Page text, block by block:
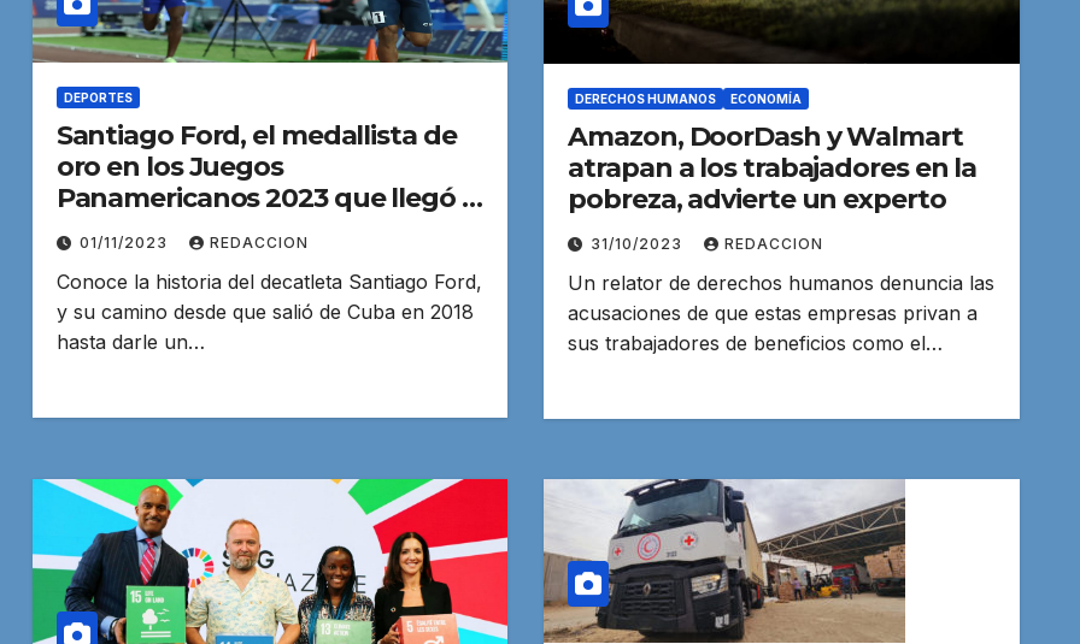
DEPORTES
Santiago Ford, el medallista de
oro en los Juegos
Panamericanos 2023 que llegó a
Chile caminando
01/11/2023 REDACCION
Conoce la historia del decatleta Santiago Ford,
y su camino desde que salió de Cuba en 2018
hasta darle un…
DERECHOS HUMANOS ECONOMÍA
Amazon, DoorDash y Walmart
atrapan a los trabajadores en la
pobreza, advierte un experto
31/10/2023 REDACCION
Un relator de derechos humanos denuncia las
acusaciones de que estas empresas privan a
sus trabajadores de beneficios como el…